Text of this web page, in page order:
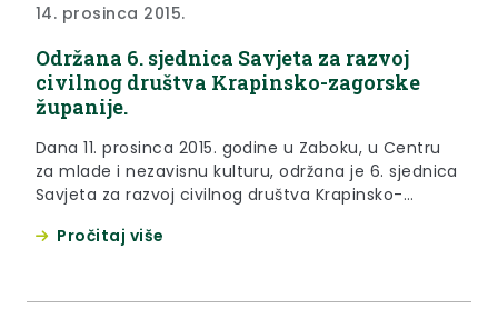
14. prosinca 2015.
Održana 6. sjednica Savjeta za razvoj
civilnog društva Krapinsko-zagorske
županije.
Dana 11. prosinca 2015. godine u Zaboku, u Centru
za mlade i nezavisnu kulturu, održana je 6. sjednica
Savjeta za razvoj civilnog društva Krapinsko-
Pročitaj više